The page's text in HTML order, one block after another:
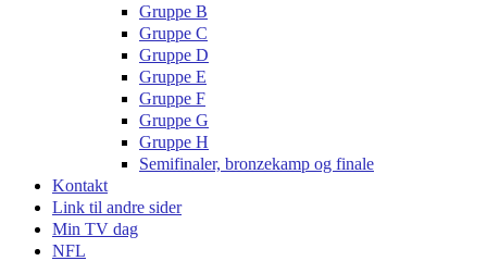
Gruppe B
Gruppe C
Gruppe D
Gruppe E
Gruppe F
Gruppe G
Gruppe H
Semifinaler, bronzekamp og finale
Kontakt
Link til andre sider
Min TV dag
NFL